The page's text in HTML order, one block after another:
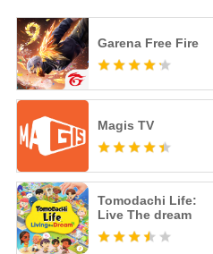
Garena Free Fire
Magis TV
Tomodachi Life:
Live The dream